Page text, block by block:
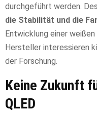
durchgeführt werden.
die Stabilität und die
Entwicklung einer
Hersteller interessieren
der Forschung.
Keine Zukunft
QLED